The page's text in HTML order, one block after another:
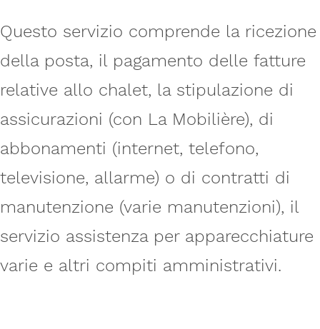
Questo servizio comprende la ricezione
della posta, il pagamento delle fatture
relative allo chalet, la stipulazione di
assicurazioni (con La Mobilière), di
abbonamenti (internet, telefono,
televisione, allarme) o di contratti di
manutenzione (varie manutenzioni), il
servizio assistenza per apparecchiature
varie e altri compiti amministrativi.